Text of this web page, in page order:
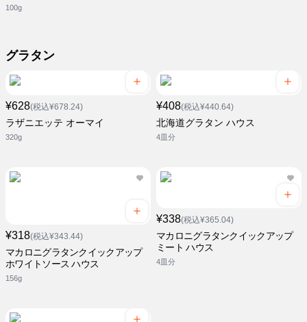
100g
グラタン
¥628(税込¥678.24)
ラザニエッテ オーマイ
320g
¥408(税込¥440.64)
北海道グラタン ハウス
4皿分
¥318(税込¥343.44)
マカロニグラタンクイックアップ
ホワイトソース ハウス
156g
¥338(税込¥365.04)
マカロニグラタンクイックアップ
ミート ハウス
4皿分